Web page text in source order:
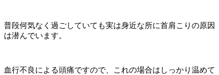
普段何気なく過ごしていても実は身近な所に首肩こりの原因
は潜んでいます。
血行不良による頭痛ですので、これの場合はしっかり温めて